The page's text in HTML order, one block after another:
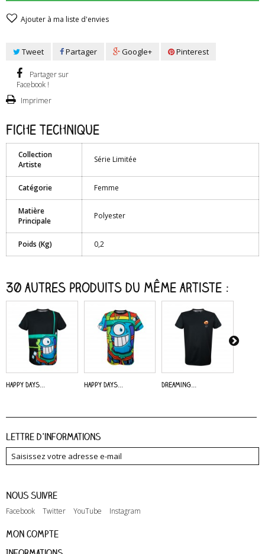
Ajouter à ma liste d'envies
Tweet Partager Google+ Pinterest
Partager sur
Facebook !
Imprimer
Fiche technique
Collection
Artiste
Série Limitée
Catégorie Femme
Matière
Principale
Polyester
Poids (Kg) 0,2
30 autres produits du même artiste :
Happy Days... Happy Days... Dreaming...
Lettre d'informations
Nous suivre
Facebook Twitter YouTube Instagram
Mon compte